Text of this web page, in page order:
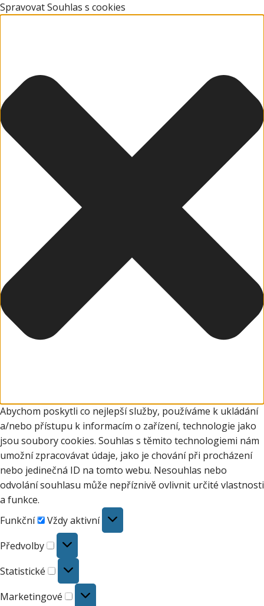
Spravovat Souhlas s cookies
Abychom poskytli co nejlepší služby, používáme k ukládání
a/nebo přístupu k informacím o zařízení, technologie jako
jsou soubory cookies. Souhlas s těmito technologiemi nám
umožní zpracovávat údaje, jako je chování při procházení
nebo jedinečná ID na tomto webu. Nesouhlas nebo
odvolání souhlasu může nepříznivě ovlivnit určité vlastnosti
a funkce.
Funkční
Funkční
Vždy aktivní
Předvolby
Předvolby
Statistické Statistické
Marketingové
Marketingové